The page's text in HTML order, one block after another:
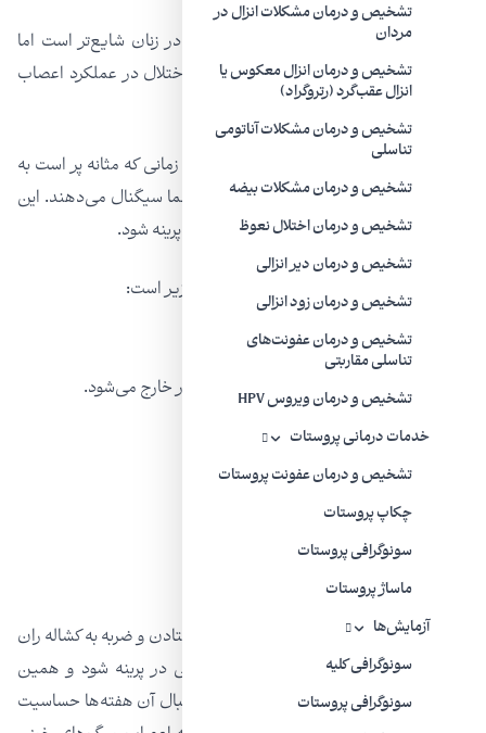
تشخیص و درمان مشکلات انزال در
مردان
تشخیص و درمان انزال معکوس یا
انزال عقب‌گرد (رتروگراد)
تشخیص و درمان مشکلات آناتومی
تناسلی
تشخیص و درمان مشکلات بیضه
تشخیص و درمان اختلال نعوظ
تشخیص و درمان دیر انزالی
تشخیص و درمان زود انزالی
تشخیص و درمان عفونت‌های
تناسلی مقاربتی
تشخیص و درمان ویروس HPV
خدمات درمانی پروستات
تشخیص و درمان عفونت پروستات
چکاپ پروستات
سونوگرافی پروستات
ماساژ پروستات
آزمایش‌ها
سونوگرافی کلیه
سونوگرافی پروستات
سیستیت بینابینی مثل عفونت‌های ادراری در زنان شایع‌تر است اما
می‌تواند مردها را هم درگیر کند و به دلیل اختلال در عملکرد اعصاب
لگن ایجاد می‌شود.
در این حالت، به جای اینکه این اعصاب فقط زمانی که مثانه پر است به
شما سیگنال بدهند، در طول روز و شب به شما سیگنال می‌دهند. این
وضعیت می‌تواند در بعضی افراد منجر به درد پرینه شود.
علائم اضافی سیستیت بینابینی شامل موارد زیر است:
درد مزمن لگن
تکرر ادرار که معمولاً فقط مقادیر کمی ادرار خارج می‌شود.
نیاز فوری به ادرار کردن
درد زمانی که مثانه شما پر است.
درد هنگام رابطه جنسی
صدمات
آسیب‌های پرینه نسبتاً شایع است. تصادف، افتادن و ضربه به کشاله ران
می‌تواند باعث کبودی، خونریزی و حتی پارگی در پرینه شود و همین
منجر به ضربان دار شدن و درد شدید و به دنبال آن هفته‌ها حساسیت